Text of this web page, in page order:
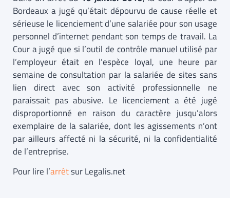
Bordeaux a jugé qu’était dépourvu de cause réelle et
sérieuse le licenciement d’une salariée pour son usage
personnel d’internet pendant son temps de travail. La
Cour a jugé que si l’outil de contrôle manuel utilisé par
l’employeur était en l’espèce loyal, une heure par
semaine de consultation par la salariée de sites sans
lien direct avec son activité professionnelle ne
paraissait pas abusive. Le licenciement a été jugé
disproportionné en raison du caractère jusqu’alors
exemplaire de la salariée, dont les agissements n’ont
par ailleurs affecté ni la sécurité, ni la confidentialité
de l’entreprise.
Pour lire l’arrêtsur Legalis.net